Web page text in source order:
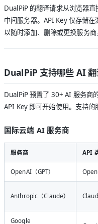
DualPiP 的翻译请求从浏览器
中间服务器。API Key 仅存储在
以随时添加、删除或更换服务商
DualPiP 支持哪些 AI 翻
DualPiP 预置了 30+ AI 服务商
API Key 即可开始使用。支持的
国际云端 AI 服务商
服务商 API
OpenAI（GPT）
Anthropic（Claude）
Google